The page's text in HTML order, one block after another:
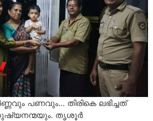
പണവും… തിരികെ ലഭിച്ചത്
തൃശൂർ